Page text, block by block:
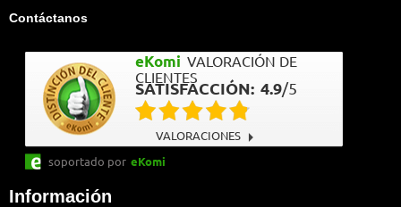
Contáctanos
eKomi VALORACIÓN DE
CLIENTES
SATISFACCIÓN: 4.9/5
VALORACIONES
soportado por eKomi
Información